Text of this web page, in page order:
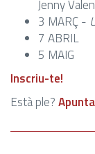
Jenny
3 MARÇ -
7 ABRIL
5 MAIG
Inscriu-te!
Està ple?